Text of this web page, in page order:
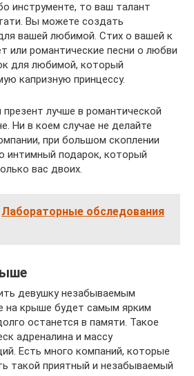
инструменте, то ваш талант
Вы можете создать
вашей любимой. Стих о вашей к
или романтические песни о любви
для любимой, который
капризную принцессу.
лучше в романтической
Ни в коем случае не делайте
при большом скоплении
интимный подарок, который
вас двоих.
Лабораторные обследования
девушку незабываемым
на крыше будет самым ярким
останется в памяти. Такое
адреналина и массу
Есть много компаний, которые
такой приятный и незабываемый